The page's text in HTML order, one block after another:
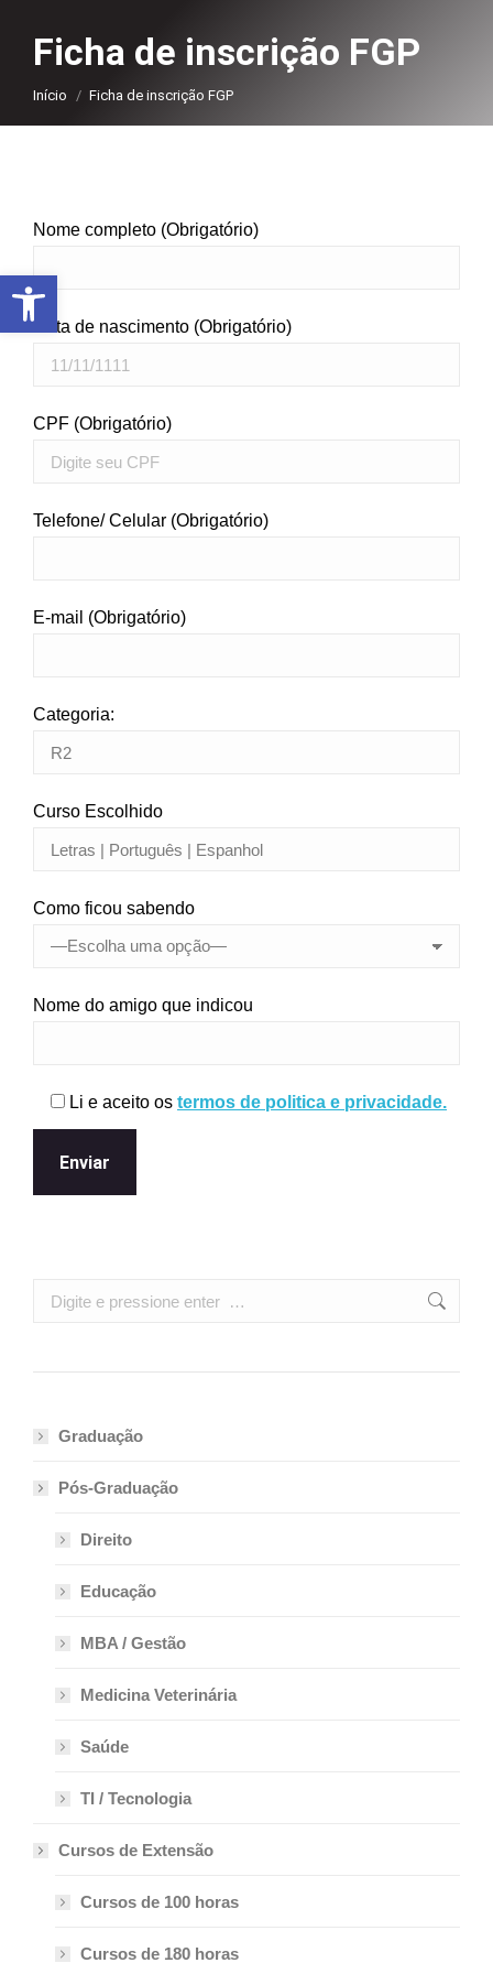
Ficha de inscrição FGP
Você está aqui:
Início Ficha de inscrição FGP
Nome completo (Obrigatório)
Data de nascimento (Obrigatório)
CPF (Obrigatório)
Telefone/ Celular (Obrigatório)
E-mail (Obrigatório)
Categoria:
Curso Escolhido
Como ficou sabendo
Nome do amigo que indicou
Li e aceito os termos de politica e privacidade.
Search:
Graduação
Pós-Graduação
Direito
Educação
MBA / Gestão
Medicina Veterinária
Saúde
TI / Tecnologia
Cursos de Extensão
Cursos de 100 horas
Cursos de 180 horas
Abrir a barra de ferramentas